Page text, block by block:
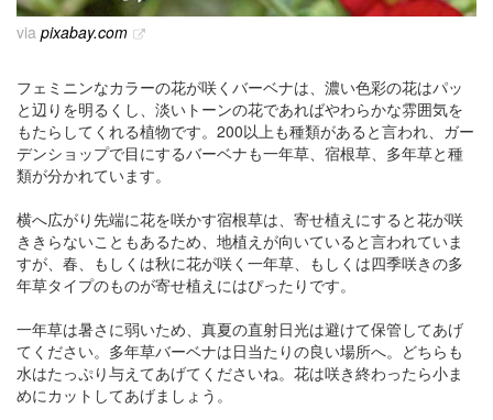
via pixabay.com
フェミニンなカラーの花が咲くバーベナは、濃い色彩の花はパッ
と辺りを明るくし、淡いトーンの花であればやわらかな雰囲気を
もたらしてくれる植物です。200以上も種類があると言われ、ガー
デンショップで目にするバーベナも一年草、宿根草、多年草と種
類が分かれています。
横へ広がり先端に花を咲かす宿根草は、寄せ植えにすると花が咲
ききらないこともあるため、地植えが向いていると言われていま
すが、春、もしくは秋に花が咲く一年草、もしくは四季咲きの多
年草タイプのものが寄せ植えにはぴったりです。
一年草は暑さに弱いため、真夏の直射日光は避けて保管してあげ
てください。多年草バーベナは日当たりの良い場所へ。どちらも
水はたっぷり与えてあげてくださいね。花は咲き終わったら小ま
めにカットしてあげましょう。